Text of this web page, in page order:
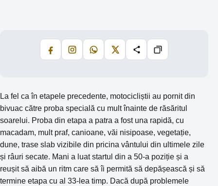
FacebookInstagramWhatsApp
X Share Copiază
La fel ca în etapele precedente, motocicliștii au pornit din
bivuac către proba specială cu mult înainte de răsăritul
soarelui. Proba din etapa a patra a fost una rapidă, cu
macadam, mult praf, canioane, văi nisipoase, vegetație,
dune, trase slab vizibile din pricina vântului din ultimele zile
și râuri secate. Mani a luat startul din a 50-a poziție și a
reușit să aibă un ritm care să îi permită să depășească și să
termine etapa cu al 33-lea timp. Dacă după problemele